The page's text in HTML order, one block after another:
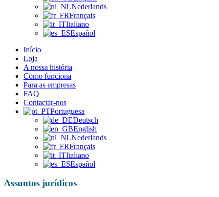
Nederlands
Français
Italiano
Español
Início
Loja
A nossa história
Como funciona
Para as empresas
FAQ
Contactar-nos
Portuguesa
Deutsch
English
Nederlands
Français
Italiano
Español
Assuntos jurídicos